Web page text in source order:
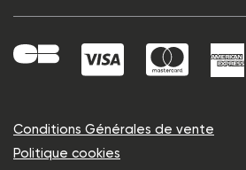
Conditions Générales de vente
Politique cookies